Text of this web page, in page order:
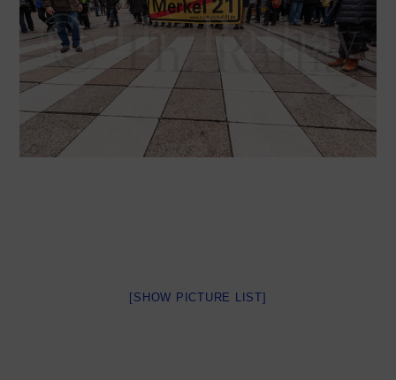
[SHOW PICTURE LIST]